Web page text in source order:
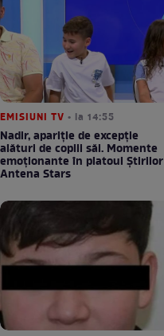
EMISIUNI TV • la 14:55
Nadir, apariție de excepție
alături de copiii săi. Momente
emoționante în platoul Știrilor
Antena Stars